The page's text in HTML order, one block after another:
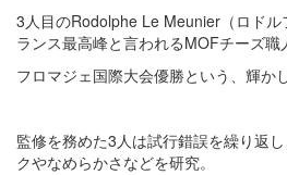
3人目のRodolphe Le Meunier（ロド
ランス最高峰と言われるMOFチーズ職
フロマジェ国際大会優勝という、輝か
監修を務めた3人は試行錯誤を繰り返
クやなめらかさなどを研究。